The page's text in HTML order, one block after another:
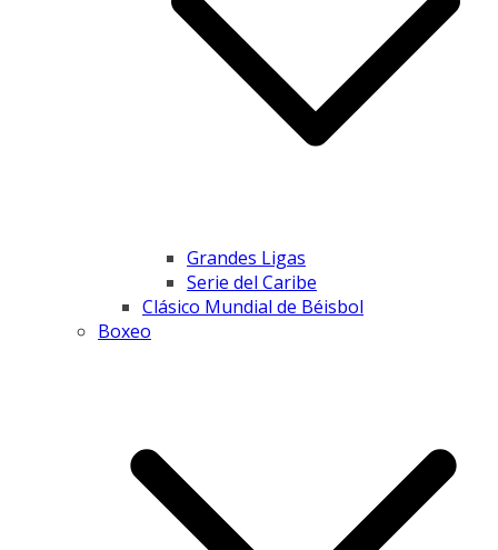
Grandes Ligas
Serie del Caribe
Clásico Mundial de Béisbol
Boxeo